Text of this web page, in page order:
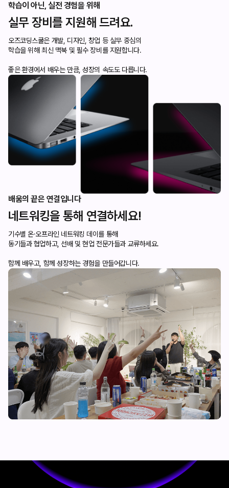
학습이 아닌, 실전 경험을 위해
실무 장비를 지원해 드려요.
오즈코딩스쿨은 개발, 디자인, 창업 등 실무 중심의
학습을 위해 최신 맥북 및 필수 장비를 지원합니다.
좋은 환경에서 배우는 만큼, 성장의 속도도 다릅니다.
배움의 끝은 연결입니다
네트워킹을 통해 연결하세요!
기수별 온·오프라인 네트워킹 데이를 통해
동기들과 협업하고, 선배 및 현업 전문가들과 교류하세요.
함께 배우고, 함께 성장하는 경험을 만들어갑니다.